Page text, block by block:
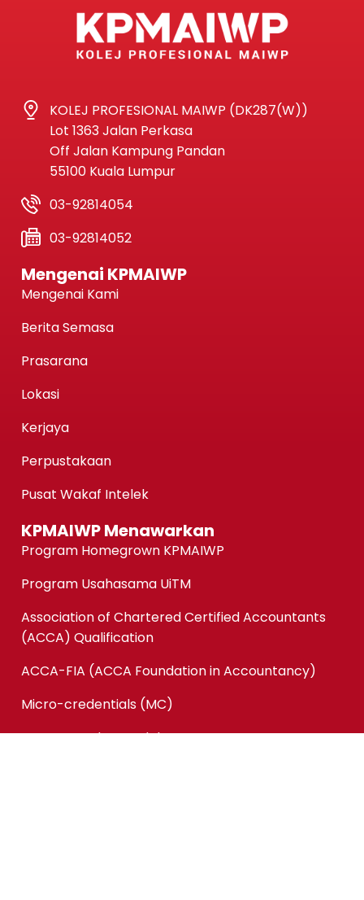
KOLEJ PROFESIONAL MAIWP (DK287(W))
Lot 1363 Jalan Perkasa
Off Jalan Kampung Pandan
55100 Kuala Lumpur
03-92814054
03-92814052
Mengenai KPMAIWP
Mengenai Kami
Berita Semasa
Prasarana
Lokasi
Kerjaya
Perpustakaan
Pusat Wakaf Intelek
KPMAIWP Menawarkan
Program Homegrown KPMAIWP
Program Usahasama UiTM
Association of Chartered Certified Accountants
(ACCA) Qualification
ACCA-FIA (ACCA Foundation in Accountancy)
Micro-credentials (MC)
Kursus Jangka Pendek